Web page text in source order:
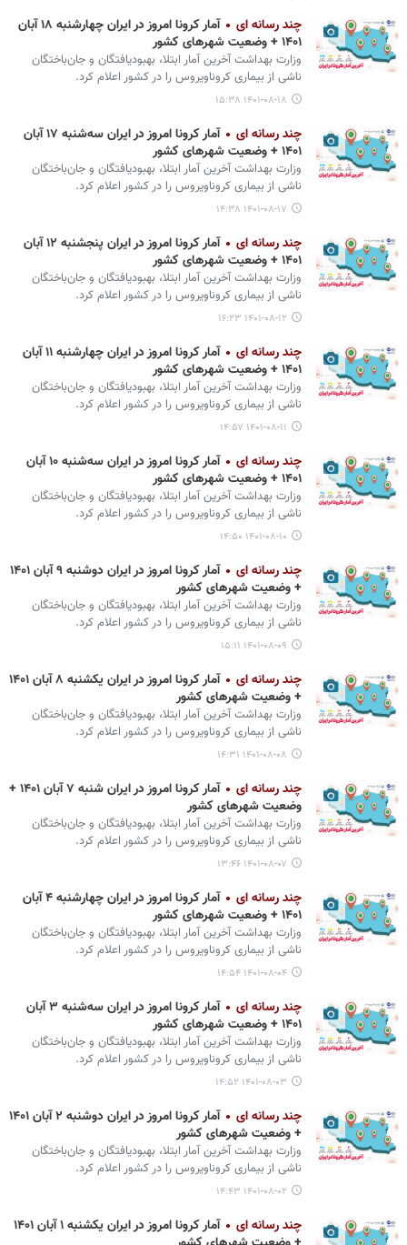
چند رسانه ای
آمار کرونا امروز در ایران چهارشنبه ۱۸ آبان
۱۴۰۱ + وضعیت شهرهای کشور
وزارت بهداشت آخرین آمار ابتلا، بهبودیافتگان و جان‌باختگان
ناشی از بیماری کروناویروس را در کشور اعلام کرد.
۱۴۰۱-۰۸-۱۸ ۱۵:۳۸
چند رسانه ای
آمار کرونا امروز در ایران سه‌‎شنبه ۱۷ آبان
۱۴۰۱ + وضعیت شهرهای کشور
وزارت بهداشت آخرین آمار ابتلا، بهبودیافتگان و جان‌باختگان
ناشی از بیماری کروناویروس را در کشور اعلام کرد.
۱۴۰۱-۰۸-۱۷ ۱۴:۳۸
چند رسانه ای
آمار کرونا امروز در ایران پنجشنبه ۱۲ آبان
۱۴۰۱ + وضعیت شهرهای کشور
وزارت بهداشت آخرین آمار ابتلا، بهبودیافتگان و جان‌باختگان
ناشی از بیماری کروناویروس را در کشور اعلام کرد.
۱۴۰۱-۰۸-۱۲ ۱۶:۲۳
چند رسانه ای
آمار کرونا امروز در ایران چهارشنبه ۱۱ آبان
۱۴۰۱ + وضعیت شهرهای کشور
وزارت بهداشت آخرین آمار ابتلا، بهبودیافتگان و جان‌باختگان
ناشی از بیماری کروناویروس را در کشور اعلام کرد.
۱۴۰۱-۰۸-۱۱ ۱۴:۵۷
چند رسانه ای
آمار کرونا امروز در ایران سه‌شنبه ۱۰ آبان
۱۴۰۱ + وضعیت شهرهای کشور
وزارت بهداشت آخرین آمار ابتلا، بهبودیافتگان و جان‌باختگان
ناشی از بیماری کروناویروس را در کشور اعلام کرد.
۱۴۰۱-۰۸-۱۰ ۱۴:۵۰
چند رسانه ای
آمار کرونا امروز در ایران دوشنبه ۹ آبان ۱۴۰۱
+ وضعیت شهرهای کشور
وزارت بهداشت آخرین آمار ابتلا، بهبودیافتگان و جان‌باختگان
ناشی از بیماری کروناویروس را در کشور اعلام کرد.
۱۴۰۱-۰۸-۰۹ ۱۵:۱۱
چند رسانه ای
آمار کرونا امروز در ایران یکشنبه ۸ آبان ۱۴۰۱
+ وضعیت شهرهای کشور
وزارت بهداشت آخرین آمار ابتلا، بهبودیافتگان و جان‌باختگان
ناشی از بیماری کروناویروس را در کشور اعلام کرد.
۱۴۰۱-۰۸-۰۸ ۱۴:۳۱
چند رسانه ای
آمار کرونا امروز در ایران شنبه ۷ آبان ۱۴۰۱ +
وضعیت شهرهای کشور
وزارت بهداشت آخرین آمار ابتلا، بهبودیافتگان و جان‌باختگان
ناشی از بیماری کروناویروس را در کشور اعلام کرد.
۱۴۰۱-۰۸-۰۷ ۱۳:۴۶
چند رسانه ای
آمار کرونا امروز در ایران چهارشنبه ۴ آبان
۱۴۰۱ + وضعیت شهرهای کشور
وزارت بهداشت آخرین آمار ابتلا، بهبودیافتگان و جان‌باختگان
ناشی از بیماری کروناویروس را در کشور اعلام کرد.
۱۴۰۱-۰۸-۰۴ ۱۴:۵۴
چند رسانه ای
آمار کرونا امروز در ایران سه‌شنبه ۳ آبان
۱۴۰۱ + وضعیت شهرهای کشور
وزارت بهداشت آخرین آمار ابتلا، بهبودیافتگان و جان‌باختگان
ناشی از بیماری کروناویروس را در کشور اعلام کرد.
۱۴۰۱-۰۸-۰۳ ۱۴:۵۲
چند رسانه ای
آمار کرونا امروز در ایران دوشنبه ۲ آبان ۱۴۰۱
+ وضعیت شهرهای کشور
وزارت بهداشت آخرین آمار ابتلا، بهبودیافتگان و جان‌باختگان
ناشی از بیماری کروناویروس را در کشور اعلام کرد.
۱۴۰۱-۰۸-۰۲ ۱۴:۴۳
چند رسانه ای
آمار کرونا امروز در ایران یکشنبه ۱ آبان ۱۴۰۱